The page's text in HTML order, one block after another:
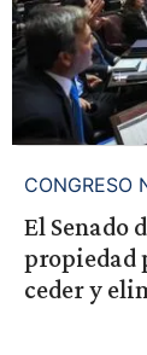
CONGRESO
El Senado
propiedad
ceder y